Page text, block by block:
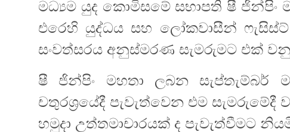
මධ්‍යම යුද කොමිසමේ සභාපති ෂී
එරෙහි යුද්ධය සහ ලෝකවාසීන්
සංවත්සරය අනුස්මරණ සැමරුමට එක්
ෂී ජින්පිං මහතා ලබන සැප්තැම්බර්
චතුරශ්‍රයේදී පැවැත්වෙන එම
හමුදා උත්තමාචාරයක් ද පැවැත්වීමට